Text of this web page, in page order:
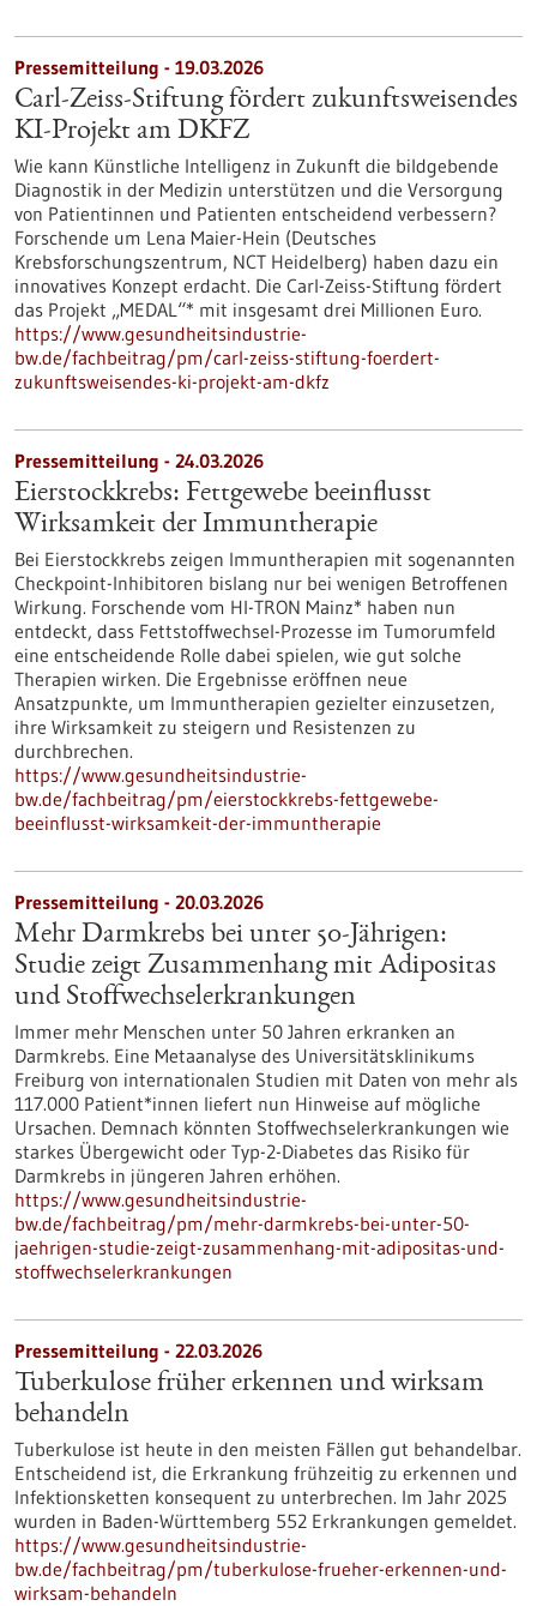
Pressemitteilung - 19.03.2026
Carl-Zeiss-Stiftung fördert zukunftsweisendes
KI-Projekt am DKFZ
Wie kann Künstliche Intelligenz in Zukunft die bildgebende
Diagnostik in der Medizin unterstützen und die Versorgung
von Patientinnen und Patienten entscheidend verbessern?
Forschende um Lena Maier-Hein (Deutsches
Krebsforschungszentrum, NCT Heidelberg) haben dazu ein
innovatives Konzept erdacht. Die Carl-Zeiss-Stiftung fördert
das Projekt „MEDAL“* mit insgesamt drei Millionen Euro.
https://www.gesundheitsindustrie-
bw.de/fachbeitrag/pm/carl-zeiss-stiftung-foerdert-
zukunftsweisendes-ki-projekt-am-dkfz
Pressemitteilung - 24.03.2026
Eierstockkrebs: Fettgewebe beeinflusst
Wirksamkeit der Immuntherapie
Bei Eierstockkrebs zeigen Immuntherapien mit sogenannten
Checkpoint-Inhibitoren bislang nur bei wenigen Betroffenen
Wirkung. Forschende vom HI-TRON Mainz* haben nun
entdeckt, dass Fettstoffwechsel-Prozesse im Tumorumfeld
eine entscheidende Rolle dabei spielen, wie gut solche
Therapien wirken. Die Ergebnisse eröffnen neue
Ansatzpunkte, um Immuntherapien gezielter einzusetzen,
ihre Wirksamkeit zu steigern und Resistenzen zu
durchbrechen.
https://www.gesundheitsindustrie-
bw.de/fachbeitrag/pm/eierstockkrebs-fettgewebe-
beeinflusst-wirksamkeit-der-immuntherapie
Pressemitteilung - 20.03.2026
Mehr Darmkrebs bei unter 50-Jährigen:
Studie zeigt Zusammenhang mit Adipositas
und Stoffwechselerkrankungen
Immer mehr Menschen unter 50 Jahren erkranken an
Darmkrebs. Eine Metaanalyse des Universitätsklinikums
Freiburg von internationalen Studien mit Daten von mehr als
117.000 Patient*innen liefert nun Hinweise auf mögliche
Ursachen. Demnach könnten Stoffwechselerkrankungen wie
starkes Übergewicht oder Typ-2-Diabetes das Risiko für
Darmkrebs in jüngeren Jahren erhöhen.
https://www.gesundheitsindustrie-
bw.de/fachbeitrag/pm/mehr-darmkrebs-bei-unter-50-
jaehrigen-studie-zeigt-zusammenhang-mit-adipositas-und-
stoffwechselerkrankungen
Pressemitteilung - 22.03.2026
Tuberkulose früher erkennen und wirksam
behandeln
Tuberkulose ist heute in den meisten Fällen gut behandelbar.
Entscheidend ist, die Erkrankung frühzeitig zu erkennen und
Infektionsketten konsequent zu unterbrechen. Im Jahr 2025
wurden in Baden-Württemberg 552 Erkrankungen gemeldet.
https://www.gesundheitsindustrie-
bw.de/fachbeitrag/pm/tuberkulose-frueher-erkennen-und-
wirksam-behandeln